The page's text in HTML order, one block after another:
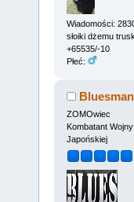
Wiadomości:
słoiki dżemu
+65535/-10
Płeć:
ZOMOwiec
Kombatant
Japońskiej